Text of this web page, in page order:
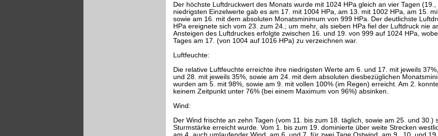
Der höchste Luftdruckwert des Monats wurde mit 1024 HPa gleich an vier Tagen
niedrigsten Einzelwerte gab es am 17. mit 1004 HPa, am 13. mit 1002 HPa, am 15.
sowie am 16. mit dem absoluten Monatsminimum von 999 HPa. Der deutlichste
HPa ereignete sich vom 23. zum 24.; um mehr, als sieben HPa fiel der Luftdruck nie
Ansteigen des Luftdruckes erfolgte zwischen 16. und 19. von 999 auf 1024 HPa,
Tages am 17. (von 1004 auf 1016 HPa) zu verzeichnen war.
Luftfeuchte:
Die relative Luftfeuchte erreichte ihre niedrigsten Werte am 6. und 17. mit jeweils
und 28. mit jeweils 35%, sowie am 24. mit dem absoluten diesbezüglichen
wurden am 5. mit 98%, sowie am 9. mit vollen 100% (im Regen) erreicht. Am 2.
keinem Zeitpunkt unter 76% (bei einem Maximum von 96%) absinken.
Wind:
Der Wind frischte an zehn Tagen (vom 11. bis zum 18. täglich, sowie am 25. und 30.)
Sturmstärke erreicht wurde. Vom 1. bis zum 19. dominierte über weite Strecken